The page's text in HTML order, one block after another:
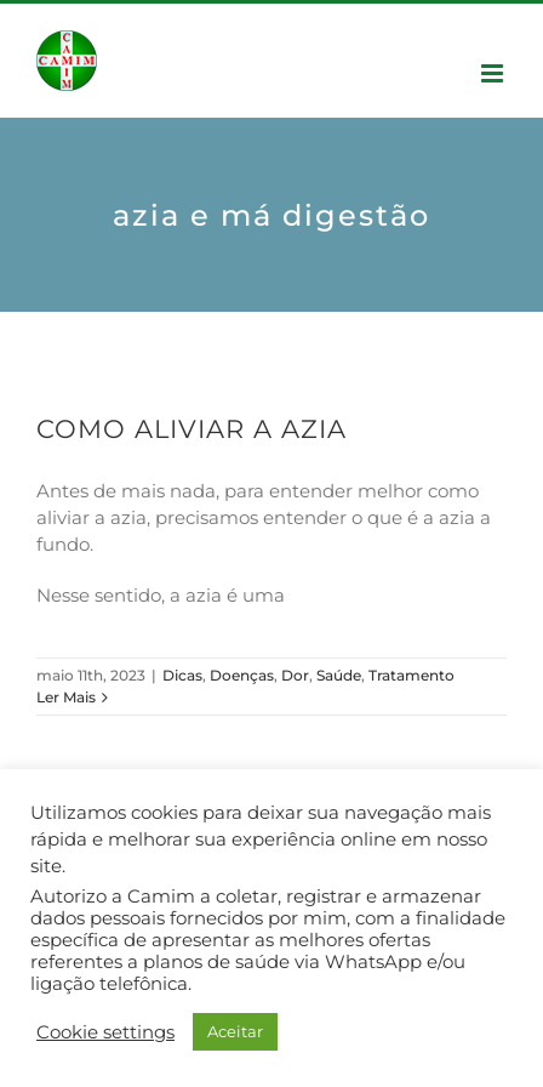
azia e má digestão
COMO ALIVIAR A AZIA
Antes de mais nada, para entender melhor como
aliviar a azia, precisamos entender o que é a azia a
fundo.
Nesse sentido, a azia é uma
maio 11th, 2023 | Dicas, Doenças, Dor, Saúde, Tratamento
Ler Mais
COPYRIGHT ©2018. TODOS OS DIREITOS RESERVADOS.
Utilizamos cookies para deixar sua navegação mais
rápida e melhorar sua experiência online em nosso
site.
Autorizo a Camim a coletar, registrar e armazenar
dados pessoais fornecidos por mim, com a finalidade
específica de apresentar as melhores ofertas
referentes a planos de saúde via WhatsApp e/ou
ligação telefônica.
Cookie settings Aceitar